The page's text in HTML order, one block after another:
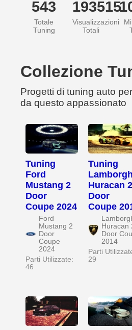
543
Totale
Tuning
193515
Visualizzazioni
Totali
Collezione
Progetti di tuning auto
da questo appassionato
Tuning
Ford
Mustang 2
Door
Coupe 2024
Ford
Mustang 2
Door
Coupe
2024
Parti Utilizzate:
46
Tuning
Huracan 2
Door
Coupe
Huracan
Door
2014
Parti
29